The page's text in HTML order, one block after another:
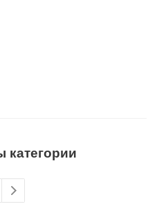
категории